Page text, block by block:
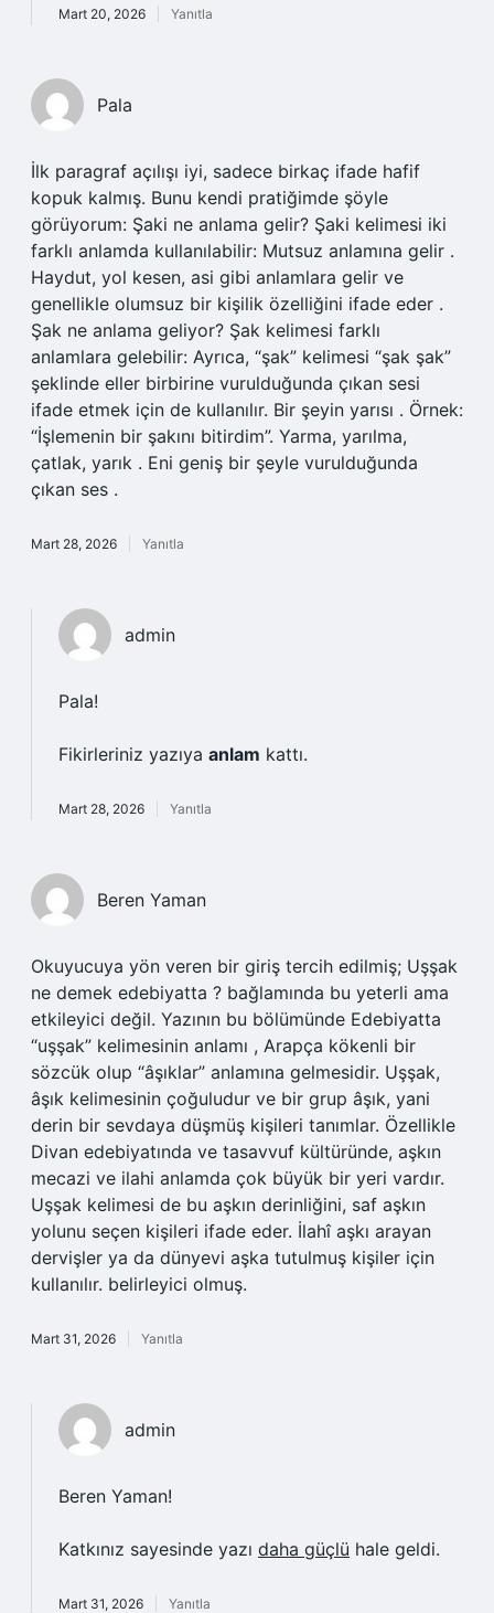
Mart 20, 2026 Yanıtla
Pala
İlk paragraf açılışı iyi, sadece birkaç ifade hafif
kopuk kalmış. Bunu kendi pratiğimde şöyle
görüyorum: Şaki ne anlama gelir? Şaki kelimesi iki
farklı anlamda kullanılabilir: Mutsuz anlamına gelir .
Haydut, yol kesen, asi gibi anlamlara gelir ve
genellikle olumsuz bir kişilik özelliğini ifade eder .
Şak ne anlama geliyor? Şak kelimesi farklı
anlamlara gelebilir: Ayrıca, “şak” kelimesi “şak şak”
şeklinde eller birbirine vurulduğunda çıkan sesi
ifade etmek için de kullanılır. Bir şeyin yarısı . Örnek:
“İşlemenin bir şakını bitirdim”. Yarma, yarılma,
çatlak, yarık . Eni geniş bir şeyle vurulduğunda
çıkan ses .
Mart 28, 2026 Yanıtla
admin
Pala!
Fikirleriniz yazıya anlam kattı.
Mart 28, 2026 Yanıtla
Beren Yaman
Okuyucuya yön veren bir giriş tercih edilmiş; Uşşak
ne demek edebiyatta ? bağlamında bu yeterli ama
etkileyici değil. Yazının bu bölümünde Edebiyatta
“uşşak” kelimesinin anlamı , Arapça kökenli bir
sözcük olup “âşıklar” anlamına gelmesidir. Uşşak,
âşık kelimesinin çoğuludur ve bir grup âşık, yani
derin bir sevdaya düşmüş kişileri tanımlar. Özellikle
Divan edebiyatında ve tasavvuf kültüründe, aşkın
mecazi ve ilahi anlamda çok büyük bir yeri vardır.
Uşşak kelimesi de bu aşkın derinliğini, saf aşkın
yolunu seçen kişileri ifade eder. İlahî aşkı arayan
dervişler ya da dünyevi aşka tutulmuş kişiler için
kullanılır. belirleyici olmuş.
Mart 31, 2026 Yanıtla
admin
Beren Yaman!
Katkınız sayesinde yazı daha güçlü hale geldi.
Mart 31, 2026 Yanıtla